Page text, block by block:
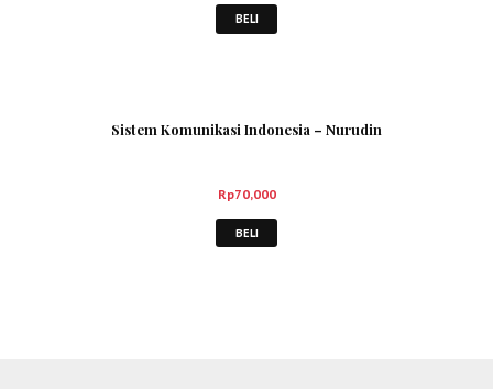
BELI
Sistem Komunikasi Indonesia – Nurudin
Rp70,000
BELI